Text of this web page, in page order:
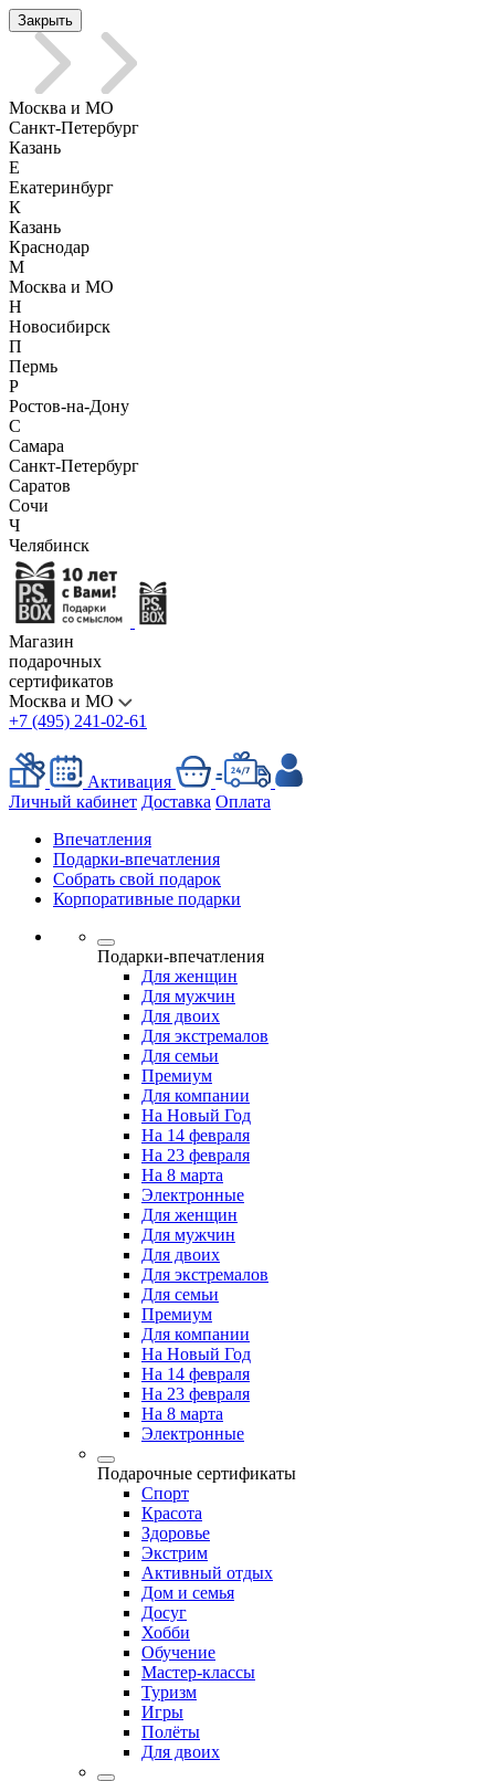
Закрыть
Москва и МО
Санкт-Петербург
Казань
Е
Екатеринбург
К
Казань
Краснодар
М
Москва и МО
Н
Новосибирск
П
Пермь
Р
Ростов-на-Дону
С
Самара
Санкт-Петербург
Саратов
Сочи
Ч
Челябинск
Магазин
подарочных
сертификатов
Москва и МО
+7 (495) 241-02-61
Активация
Личный кабинет Доставка Оплата
Впечатления
Подарки-впечатления
Собрать свой подарок
Корпоративные подарки
Подарки-впечатления
Для женщин
Для мужчин
Для двоих
Для экстремалов
Для семьи
Премиум
Для компании
На Новый Год
На 14 февраля
На 23 февраля
На 8 марта
Электронные
Для женщин
Для мужчин
Для двоих
Для экстремалов
Для семьи
Премиум
Для компании
На Новый Год
На 14 февраля
На 23 февраля
На 8 марта
Электронные
Подарочные сертификаты
Спорт
Красота
Здоровье
Экстрим
Активный отдых
Дом и семья
Досуг
Хобби
Обучение
Мастер-классы
Туризм
Игры
Полёты
Для двоих